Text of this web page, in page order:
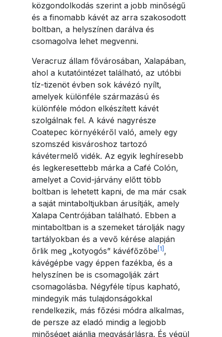
közgondolkodás szerint a jobb minőségű
és a finomabb kávét az arra szakosodott
boltban, a helyszínen darálva és
csomagolva lehet megvenni.
Veracruz állam fővárosában, Xalapában,
ahol a kutatóintézet található, az utóbbi
tíz-tizenöt évben sok kávézó nyílt,
amelyek különféle származású és
különféle módon elkészített kávét
szolgálnak fel. A kávé nagyrésze
Coatepec környékéről való, amely egy
szomszéd kisvároshoz tartozó
kávétermelő vidék. Az egyik leghíresebb
és legkeresettebb márka a Café Colón,
amelyet a Covid-járvány előtt több
boltban is lehetett kapni, de ma már csak
a saját mintaboltjukban árusítják, amely
Xalapa Centrójában található. Ebben a
mintaboltban is a szemeket tárolják nagy
tartályokban és a vevő kérése alapján
őrlik meg „kotyogós” kávéfőzőbe [1] ,
kávégépbe vagy éppen fazékba, és a
helyszínen be is csomagolják zárt
csomagolásba. Négyféle típus kapható,
mindegyik más tulajdonságokkal
rendelkezik, más főzési módra alkalmas,
de persze az eladó mindig a legjobb
minőséget ajánlja megvásárlásra. És végül